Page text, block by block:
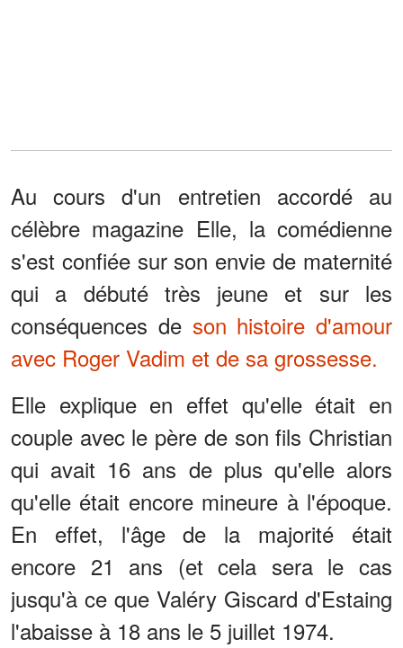
Au cours d'un entretien accordé au
célèbre magazine Elle, la comédienne
s'est confiée sur son envie de maternité
qui a débuté très jeune et sur les
conséquences de son histoire d'amour
avec Roger Vadim et de sa grossesse.
Elle explique en effet qu'elle était en
couple avec le père de son fils Christian
qui avait 16 ans de plus qu'elle alors
qu'elle était encore mineure à l'époque.
En effet, l'âge de la majorité était
encore 21 ans (et cela sera le cas
jusqu'à ce que Valéry Giscard d'Estaing
l'abaisse à 18 ans le 5 juillet 1974.